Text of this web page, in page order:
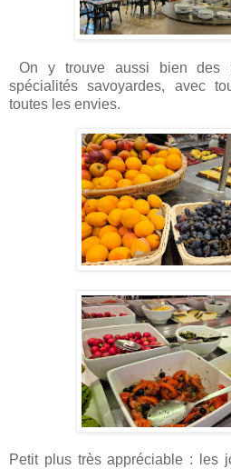
On y trouve aussi bien des
spécialités savoyardes, avec
toutes les envies.
Petit plus très appréciable : les